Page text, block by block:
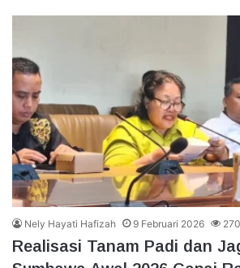
Nely Hayati Hafizah 9 Februari 2026 270
Realisasi Tanam Padi dan